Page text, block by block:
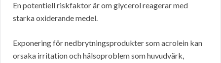
En potentiell riskfaktor är om glycerol reagerar med
starka oxiderande medel.
Exponering för nedbrytningsprodukter som acrolein kan
orsaka irritation och hälsoproblem som huvudvärk,